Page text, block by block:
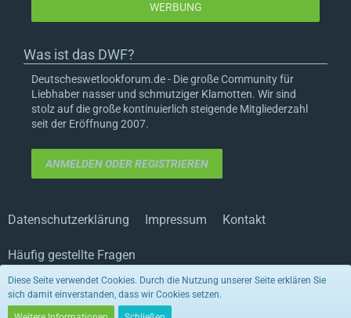
WERBUNG
Was ist das DWF?
Deutscheswetlookforum.de - Die große Community für
Liebhaber nasser und schmutziger Klamotten. Wir sind
stolz auf die große kontinuierlich steigende Mitgliederzahl
seit der Eröffnung 2007.
ANMELDEN ODER REGISTRIEREN
Datenschutzerklärung Impressum Kontakt
Häufig gestellte Fragen
Stil von:ForoStyle
Stil ändern
Diese Seite verwendet Cookies. Durch die Nutzung unserer Seite erklären Sie
sich damit einverstanden, dass wir Cookies setzen.